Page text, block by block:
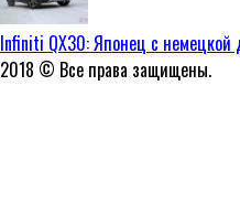
Infiniti QX30: Японец с немецкой
2018 © Все права защищены.